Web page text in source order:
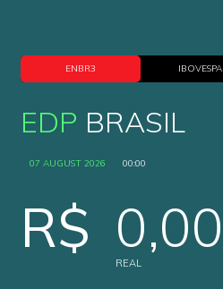
ENBR3 IBOVESPA
EDP BRASIL
07 AUGUST 2026 00:00
R$ 0,00
REAL